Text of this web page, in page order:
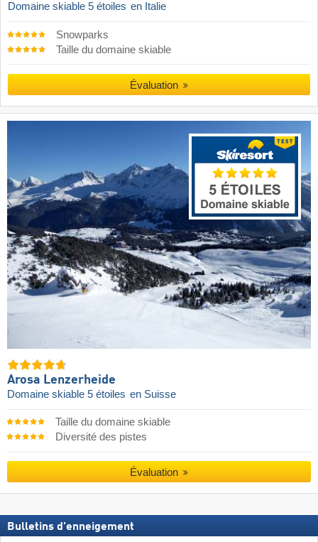
Domaine skiable 5 étoiles en Italie
Snowparks
Taille du domaine skiable
Évaluation
Arosa Lenzerheide
Domaine skiable 5 étoiles en Suisse
Taille du domaine skiable
Diversité des pistes
Évaluation
Bulletins d'enneigement